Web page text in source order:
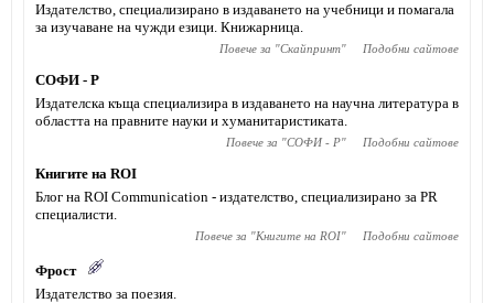
Издателство, специализирано в издаването на учебници и помагала
за изучаване на чужди езици. Книжарница.
Повече за "Скайпринт" Подобни сайтове
СОФИ - Р
Издателска къща специализира в издаването на научна литература в
областта на правните науки и хуманитаристиката.
Повече за "СОФИ - Р" Подобни сайтове
Книгите на ROI
Блог на ROI Communication - издателство, специализирано за PR
специалисти.
Повече за "Книгите на ROI" Подобни сайтове
Фрост
Издателство за поезия.